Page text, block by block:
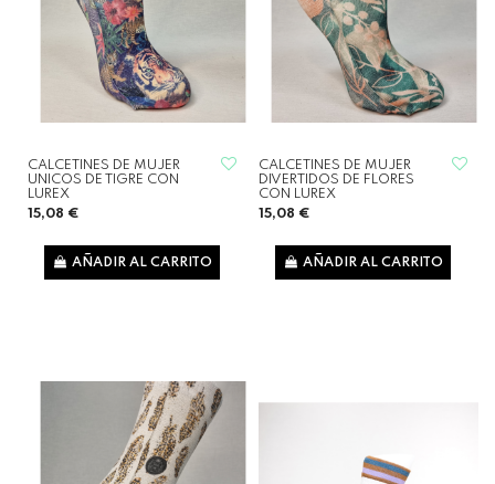
CALCETINES DE MUJER
UNICOS DE TIGRE CON
LUREX
15,08 €
AÑADIR AL CARRITO
CALCETINES DE MUJER
DIVERTIDOS DE FLORES
CON LUREX
15,08 €
AÑADIR AL CARRITO